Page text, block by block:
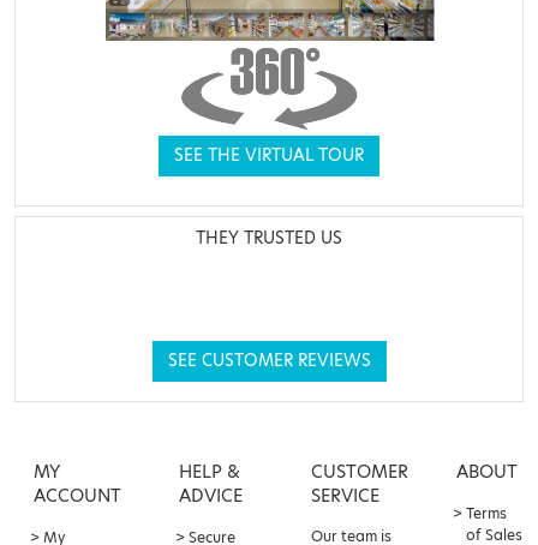
SEE THE VIRTUAL TOUR
THEY TRUSTED US
SEE CUSTOMER REVIEWS
MY
ACCOUNT
My
HELP &
ADVICE
Secure
CUSTOMER
SERVICE
Our team is
ABOUT
Terms
of Sales